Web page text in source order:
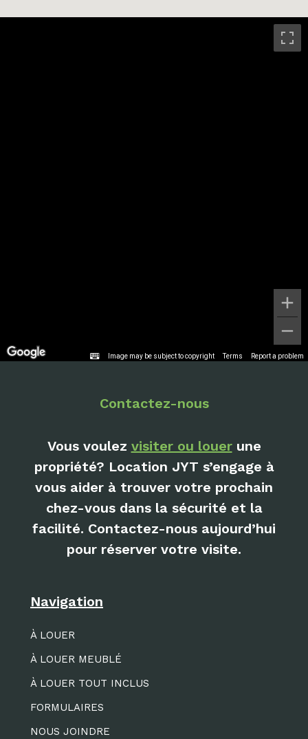
Image may be subject to copyright Terms Report a problem
Contactez-nous
Vous voulez visiter ou louerune
propriété? Location JYT s’engage à
vous aider à trouver votre prochain
chez-vous dans la sécurité et la
facilité. Contactez-nous aujourd’hui
pour réserver votre visite.
Navigation
À LOUER
À LOUER MEUBLÉ
À LOUER TOUT INCLUS
FORMULAIRES
NOUS JOINDRE